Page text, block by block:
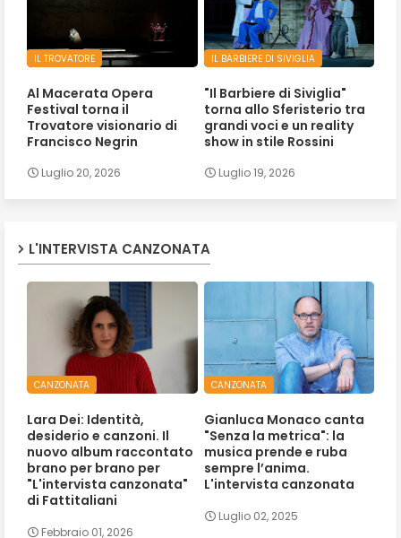
IL TROVATORE
Al Macerata Opera
Festival torna il
Trovatore visionario di
Francisco Negrin
Luglio 20, 2026
IL BARBIERE DI SIVIGLIA
"Il Barbiere di Siviglia"
torna allo Sferisterio tra
grandi voci e un reality
show in stile Rossini
Luglio 19, 2026
L'INTERVISTA CANZONATA
CANZONATA
Lara Dei: Identità,
desiderio e canzoni. Il
nuovo album raccontato
brano per brano per
"L'intervista canzonata"
di Fattitaliani
Febbraio 01, 2026
CANZONATA
Gianluca Monaco canta
"Senza la metrica": la
musica prende e ruba
sempre l’anima.
L'intervista canzonata
Luglio 02, 2025